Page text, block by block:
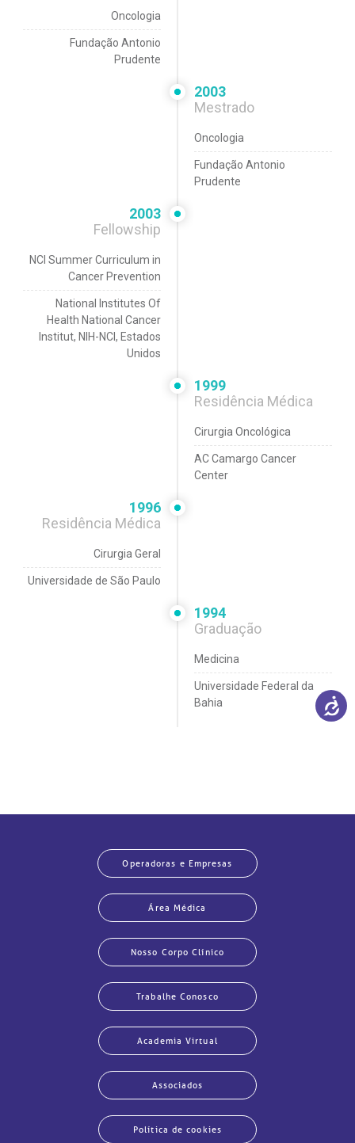
Oncologia
Fundação Antonio
Prudente
2003
Mestrado
Oncologia
Fundação Antonio
Prudente
2003
Fellowship
NCI Summer Curriculum in
Cancer Prevention
National Institutes Of
Health National Cancer
Institut, NIH-NCI, Estados
Unidos
1999
Residência Médica
Cirurgia Oncológica
AC Camargo Cancer
Center
1996
Residência Médica
Cirurgia Geral
Universidade de São Paulo
1994
Graduação
Medicina
Universidade Federal da
Bahia
Operadoras e Empresas
Área Médica
Nosso Corpo Clínico
Trabalhe Conosco
Academia Virtual
Associados
Política de cookies